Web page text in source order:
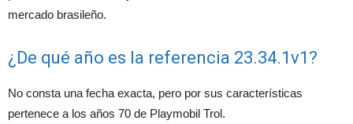
mercado brasileño.
¿De qué año es la referencia 23.34.1v1?
No consta una fecha exacta, pero por sus características
pertenece a los años 70 de Playmobil Trol.